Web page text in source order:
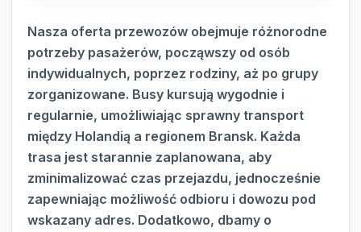
Nasza oferta przewozów obejmuje różnorodne
potrzeby pasażerów, począwszy od osób
indywidualnych, poprzez rodziny, aż po grupy
zorganizowane. Busy kursują wygodnie i
regularnie, umożliwiając sprawny transport
między Holandią a regionem Bransk. Każda
trasa jest starannie zaplanowana, aby
zminimalizować czas przejazdu, jednocześnie
zapewniając możliwość odbioru i dowozu pod
wskazany adres. Dodatkowo, dbamy o